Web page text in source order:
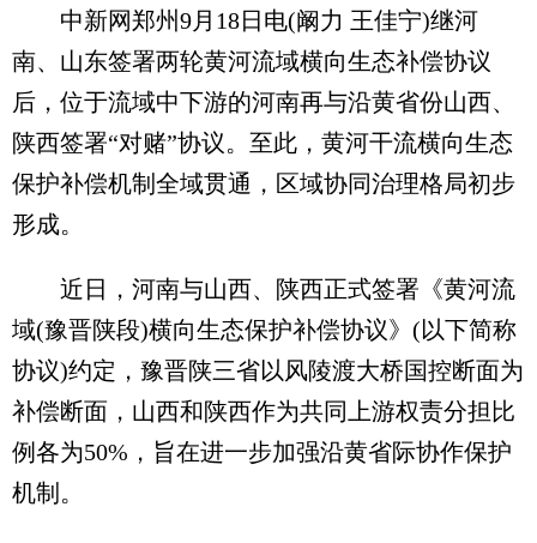
中新网郑州9月18日电(阚力 王佳宁)继河
南、山东签署两轮黄河流域横向生态补偿协议
后，位于流域中下游的河南再与沿黄省份山西、
陕西签署“对赌”协议。至此，黄河干流横向生态
保护补偿机制全域贯通，区域协同治理格局初步
形成。
近日，河南与山西、陕西正式签署《黄河流
域(豫晋陕段)横向生态保护补偿协议》(以下简称
协议)约定，豫晋陕三省以风陵渡大桥国控断面为
补偿断面，山西和陕西作为共同上游权责分担比
例各为50%，旨在进一步加强沿黄省际协作保护
机制。